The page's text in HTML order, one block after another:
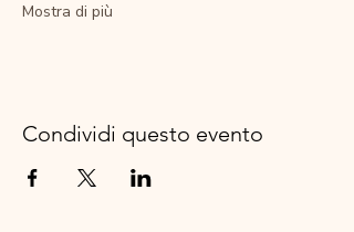
Mostra di più
Condividi questo evento